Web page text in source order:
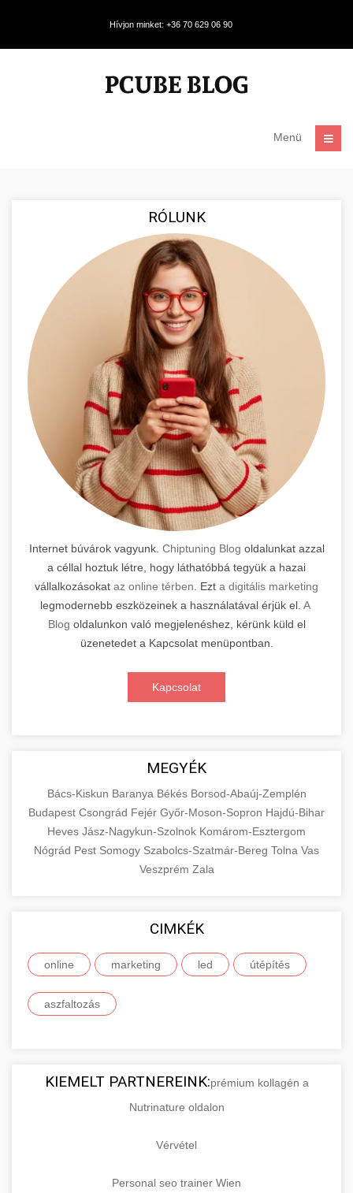
Hívjon minket: +36 70 629 06 90
Menü
RÓLUNK
Internet búvárok vagyunk. Chiptuning Blog oldalunkat azzal
a céllal hoztuk létre, hogy láthatóbbá tegyük a hazai
vállalkozásokat az online térben . Ezt a digitális marketing
legmodernebb eszközeinek a használatával érjük el. A
Blog oldalunkon való megjelenéshez, kérünk küld el
üzenetedet a Kapcsolat menüpontban.
Kapcsolat
MEGYÉK
Bács-Kiskun Baranya Békés Borsod-Abaúj-Zemplén
Budapest Csongrád Fejér Győr-Moson-Sopron Hajdú-Bihar
Heves Jász-Nagykun-Szolnok Komárom-Esztergom
Nógrád Pest Somogy Szabolcs-Szatmár-Bereg Tolna Vas
Veszprém Zala
CIMKÉK
online marketing led útépítés
aszfaltozás
KIEMELT PARTNEREINK:prémium kollagén a
Nutrinature oldalon
Vérvétel
Personal seo trainer Wien